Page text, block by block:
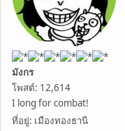
มังกร
โพสต์: 12,614
I long for combat!
ที่อยู่: เมืองทองธานี